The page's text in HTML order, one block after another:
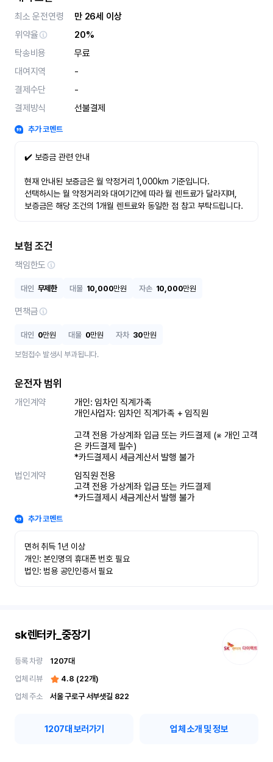
최소 운전연령
만 26세 이상
위약율
20%
탁송비용
무료
대여지역
-
결제수단
-
결제방식
선불결제
추가 코멘트
✔️ 보증금 관련 안내
현재 안내된 보증금은 월 약정거리 1,000km 기준입니다.
선택하시는 월 약정거리와 대여기간에 따라 월 렌트료가 달라지며,
보증금은 해당 조건의 1개월 렌트료와 동일한 점 참고 부탁드립니다.
보험 조건
책임한도
대인 무제한 대물 10,000만원 자손 10,000만원
면책금
대인 0만원 대물 0만원 자차 30만원
보험접수 발생시 부과됩니다.
운전자 범위
개인계약
개인: 임차인 직계가족
개인사업자: 임차인 직계가족 + 임직원
고객 전용 가상계좌 입금 또는 카드결제 (※ 개인 고객
은 카드결제 필수)
*카드결제시 세금계산서 발행 불가
법인계약
임직원 전용
고객 전용 가상계좌 입금 또는 카드결제
*카드결제시 세금계산서 발행 불가
추가 코멘트
면허 취득 1년 이상
개인: 본인명의 휴대폰 번호 필요
법인: 범용 공인인증서 필요
sk렌터카_중장기
등록 차량 1207대
업체 리뷰
4.8 (22개)
업체 주소
서울 구로구 서부샛길 822
1207대 보러가기 업체 소개 및 정보